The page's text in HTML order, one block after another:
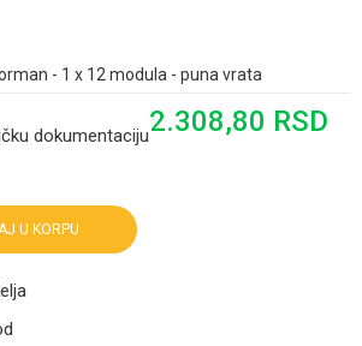
- 1 x 12 modula - puna vrata
dokumentaciju2.308,80 RSD
U KORPU